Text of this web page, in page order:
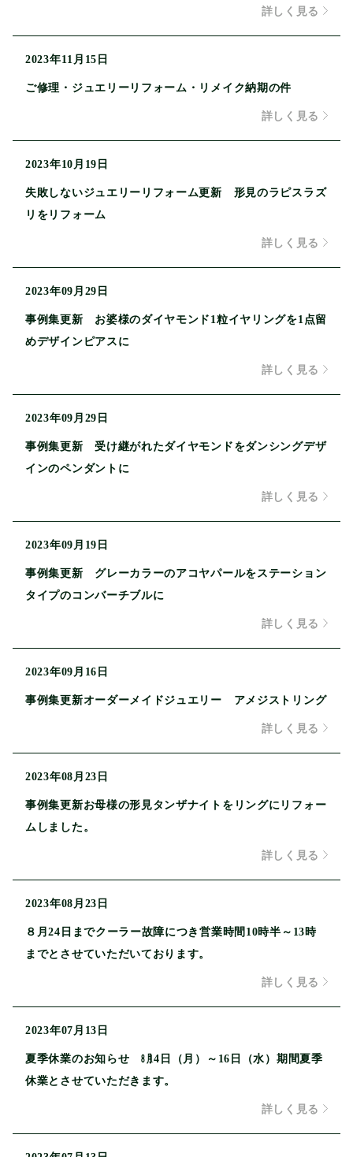
詳しく見る
2023年11月15日
ご修理・ジュエリーリフォーム・リメイク納期の件
詳しく見る
2023年10月19日
失敗しないジュエリーリフォーム更新 形見のラピスラズ
リをリフォーム
詳しく見る
2023年09月29日
事例集更新 お婆様のダイヤモンド1粒イヤリングを1点留
めデザインピアスに
詳しく見る
2023年09月29日
事例集更新 受け継がれたダイヤモンドをダンシングデザ
インのペンダントに
詳しく見る
2023年09月19日
事例集更新 グレーカラーのアコヤパールをステーション
タイプのコンバーチブルに
詳しく見る
2023年09月16日
事例集更新オーダーメイドジュエリー アメジストリング
詳しく見る
2023年08月23日
事例集更新お母様の形見タンザナイトをリングにリフォー
ムしました。
詳しく見る
2023年08月23日
８月24日までクーラー故障につき営業時間10時半～13時
までとさせていただいております。
詳しく見る
2023年07月13日
夏季休業のお知らせ ㋇14日（月）～16日（水）期間夏季
休業とさせていただきます。
詳しく見る